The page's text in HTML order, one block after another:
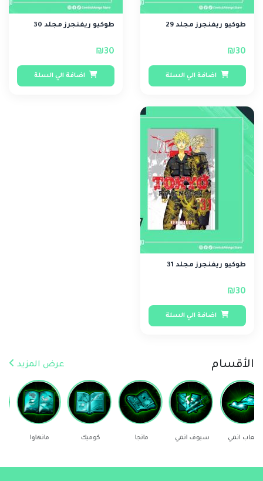
طوكيو ريفنجرز مجلد 29
₪30
اضافة الي السلة
طوكيو ريفنجرز مجلد 30
₪30
اضافة الي السلة
طوكيو ريفنجرز مجلد 31
₪30
اضافة الي السلة
الأقسام عرض المزيد
سيوف انمي مانجا كوميك مانهاوا ستيكرز